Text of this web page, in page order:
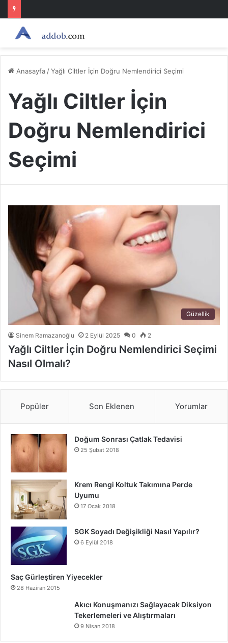
Anasayfa /Yağlı Ciltler İçin Doğru Nemlendirici Seçimi
Yağlı Ciltler İçin
Doğru Nemlendirici
Seçimi
Güzellik
Sinem Ramazanoğlu 2 Eylül 2025 0 2
Yağlı Ciltler İçin Doğru Nemlendirici Seçimi
Nasıl Olmalı?
Popüler Son Eklenen Yorumlar
Doğum Sonrası Çatlak Tedavisi
25 Şubat 2018
Krem Rengi Koltuk Takımına Perde
Uyumu
17 Ocak 2018
SGK Soyadı Değişikliği Nasıl Yapılır?
6 Eylül 2018
Saç Gürleştiren Yiyecekler
28 Haziran 2015
Akıcı Konuşmanızı Sağlayacak Diksiyon
Tekerlemeleri ve Alıştırmaları
9 Nisan 2018